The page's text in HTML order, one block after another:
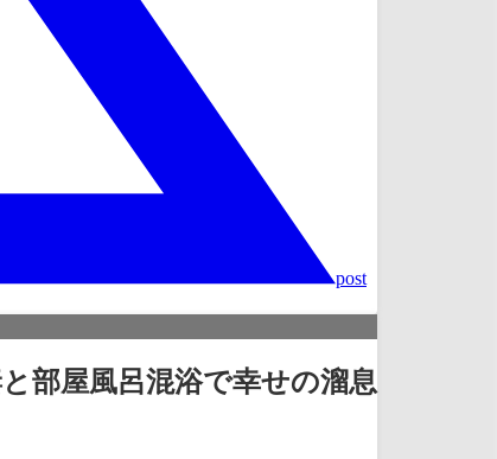
post
部屋風呂混浴で幸せの溜息